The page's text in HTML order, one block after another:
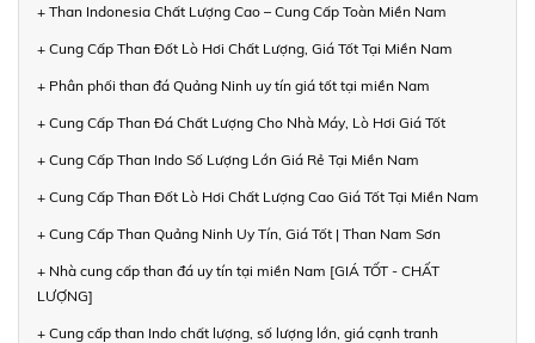
+ Than Indonesia Chất Lượng Cao – Cung Cấp Toàn Miền Nam
+ Cung Cấp Than Đốt Lò Hơi Chất Lượng, Giá Tốt Tại Miền Nam
+ Phân phối than đá Quảng Ninh uy tín giá tốt tại miền Nam
+ Cung Cấp Than Đá Chất Lượng Cho Nhà Máy, Lò Hơi Giá Tốt
+ Cung Cấp Than Indo Số Lượng Lớn Giá Rẻ Tại Miền Nam
+ Cung Cấp Than Đốt Lò Hơi Chất Lượng Cao Giá Tốt Tại Miền Nam
+ Cung Cấp Than Quảng Ninh Uy Tín, Giá Tốt | Than Nam Sơn
+ Nhà cung cấp than đá uy tín tại miền Nam [GIÁ TỐT - CHẤT
LƯỢNG]
+ Cung cấp than Indo chất lượng, số lượng lớn, giá cạnh tranh